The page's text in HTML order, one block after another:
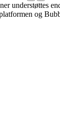
understøttes
og